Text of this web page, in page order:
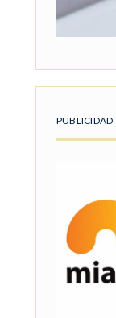
PUBLICIDAD